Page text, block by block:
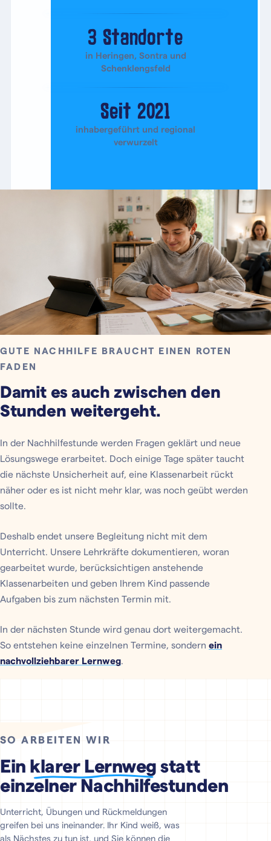
GUTE NACHHILFE BRAUCHT EINEN ROTEN
FADEN
Damit es auch zwischen den
Stunden weitergeht.
In der Nachhilfestunde werden Fragen geklärt und neue
Lösungswege erarbeitet. Doch einige Tage später taucht
die nächste Unsicherheit auf, eine Klassenarbeit rückt
näher oder es ist nicht mehr klar, was noch geübt werden
sollte.
Deshalb endet unsere Begleitung nicht mit dem
Unterricht. Unsere Lehrkräfte dokumentieren, woran
gearbeitet wurde, berücksichtigen anstehende
Klassenarbeiten und geben Ihrem Kind passende
Aufgaben bis zum nächsten Termin mit.
In der nächsten Stunde wird genau dort weitergemacht.
So entstehen keine einzelnen Termine, sondern ein
nachvollziehbarer Lernweg.
3 Standorte
in Heringen, Sontra und
Schenklengsfeld
Seit 2021
inhabergeführt und regional
verwurzelt
SO ARBEITEN WIR
Ein klarer Lernweg statt
einzelner Nachhilfestunden
Unterricht, Übungen und Rückmeldungen
greifen bei uns ineinander. Ihr Kind weiß, was
als Nächstes zu tun ist, und Sie können die